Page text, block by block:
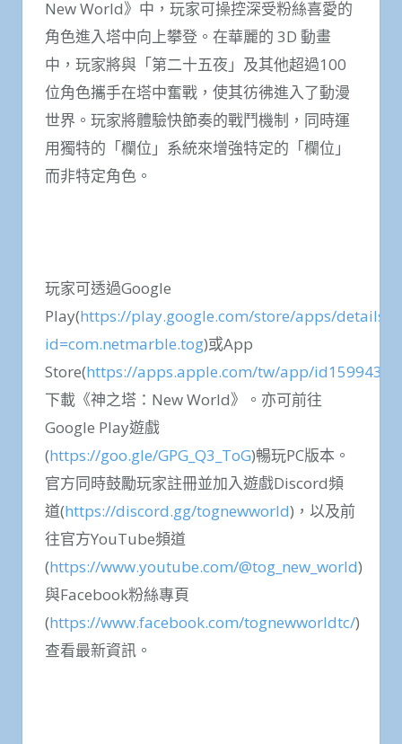
New World》中，玩家可操控深受粉絲喜愛的
角色進入塔中向上攀登。在華麗的 3D 動畫
中，玩家將與「第二十五夜」及其他超過100
位角色攜手在塔中奮戰，使其彷彿進入了動漫
世界。玩家將體驗快節奏的戰鬥機制，同時運
用獨特的「欄位」系統來增強特定的「欄位」
而非特定角色。
玩家可透過Google
Play(https://play.google.com/store/apps/details?
id=com.netmarble.tog)或App
Store(https://apps.apple.com/tw/app/
下載《神之塔：New World》。亦可前往
Google Play遊戲
(https://goo.gle/GPG_Q3_ToG)暢玩PC版本。
官方同時鼓勵玩家註冊並加入遊戲Discord頻
道(https://discord.gg/tognewworld)，以及前
往官方YouTube頻道
(https://www.youtube.com/@tog_new_world)
與Facebook粉絲專頁
(https://www.facebook.com/tognewworldtc/)
查看最新資訊。